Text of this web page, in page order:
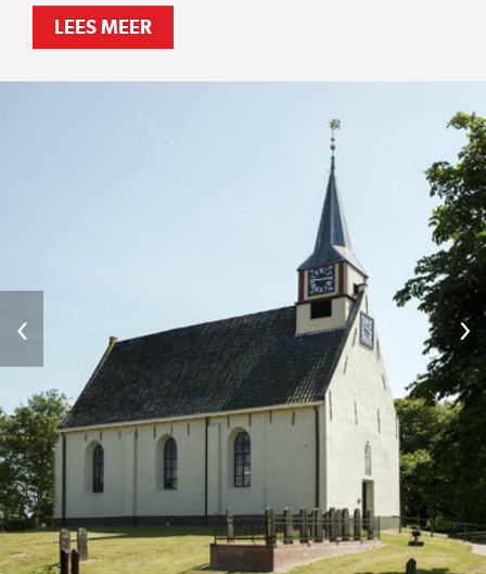
Steun ons
Contact
Vaktaal
LEES MEER
‹ ›